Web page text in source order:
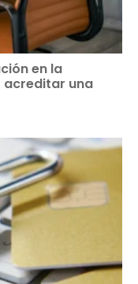
en la
una